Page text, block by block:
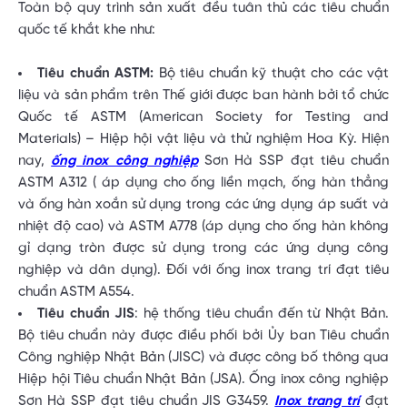
Toàn bộ quy trình sản xuất đều tuân thủ các tiêu chuẩn
quốc tế khắt khe như:
Tiêu chuẩn ASTM: Bộ tiêu chuẩn kỹ thuật cho các vật
liệu và sản phẩm trên Thế giới được ban hành bởi tổ chức
Quốc tế ASTM (American Society for Testing and
Materials) – Hiệp hội vật liệu và thử nghiệm Hoa Kỳ. Hiện
nay, ống inox công nghiệp Sơn Hà SSP đạt tiêu chuẩn
ASTM A312 ( áp dụng cho ống liền mạch, ống hàn thẳng
và ống hàn xoắn sử dụng trong các ứng dụng áp suất và
nhiệt độ cao) và ASTM A778 (áp dụng cho ống hàn không
gỉ dạng tròn được sử dụng trong các ứng dụng công
nghiệp và dân dụng). Đối với ống inox trang trí đạt tiêu
chuẩn ASTM A554.
Tiêu chuẩn JIS: hệ thống tiêu chuẩn đến từ Nhật Bản.
Bộ tiêu chuẩn này được điều phối bởi Ủy ban Tiêu chuẩn
Công nghiệp Nhật Bản (JISC) và được công bố thông qua
Hiệp hội Tiêu chuẩn Nhật Bản (JSA). Ống inox công nghiệp
Sơn Hà SSP đạt tiêu chuẩn JIS G3459. Inox trang tríđạt